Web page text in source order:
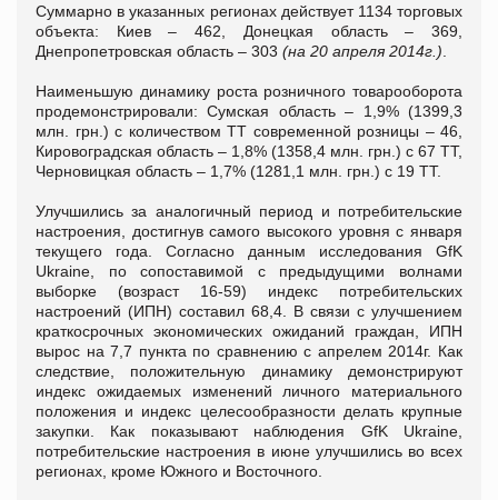
Суммарно в указанных регионах действует 1134 торговых
объекта: Киев – 462, Донецкая область – 369,
Днепропетровская область – 303 (на 20 апреля 2014г.)
Наименьшую динамику роста розничного товарооборота
продемонстрировали: Сумская область – 1,9% (1399,3
млн. грн.) с количеством ТТ современной розницы – 46,
Кировоградская область – 1,8% (1358,4 млн. грн.) с 67 ТТ,
Черновицкая область – 1,7% (1281,1 млн. грн.) с 19 ТТ.
Улучшились за аналогичный период и потребительские
настроения, достигнув самого высокого уровня с января
текущего года. Согласно данным исследования GfK
Ukraine, по сопоставимой с предыдущими волнами
выборке (возраст 16-59) индекс потребительских
настроений (ИПН) составил 68,4. В связи с улучшением
краткосрочных экономических ожиданий граждан, ИПН
вырос на 7,7 пункта по сравнению с апрелем 2014г. Как
следствие, положительную динамику демонстрируют
индекс ожидаемых изменений личного материального
положения и индекс целесообразности делать крупные
закупки. Как показывают наблюдения GfK Ukraine,
потребительские настроения в июне улучшились во всех
регионах, кроме Южного и Восточного.